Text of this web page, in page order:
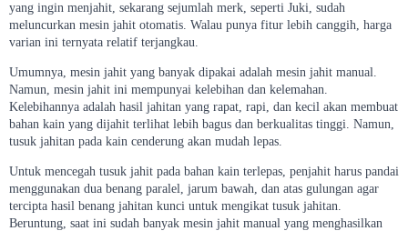
yang ingin menjahit, sekarang sejumlah merk, seperti Juki, sudah
meluncurkan mesin jahit otomatis. Walau punya fitur lebih canggih, harga
varian ini ternyata relatif terjangkau.
Umumnya, mesin jahit yang banyak dipakai adalah mesin jahit manual.
Namun, mesin jahit ini mempunyai kelebihan dan kelemahan.
Kelebihannya adalah hasil jahitan yang rapat, rapi, dan kecil akan membuat
bahan kain yang dijahit terlihat lebih bagus dan berkualitas tinggi. Namun,
tusuk jahitan pada kain cenderung akan mudah lepas.
Untuk mencegah tusuk jahit pada bahan kain terlepas, penjahit harus pandai
menggunakan dua benang paralel, jarum bawah, dan atas gulungan agar
tercipta hasil benang jahitan kunci untuk mengikat tusuk jahitan.
Beruntung, saat ini sudah banyak mesin jahit manual yang menghasilkan